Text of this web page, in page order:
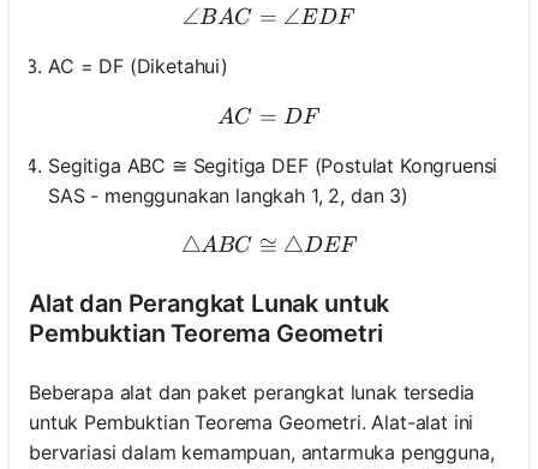
\angle BAC = \angle EDF
∠BAC = ∠EDF
AC = DF (Diketahui)
AC = DF
AC = DF
Segitiga ABC ≅ Segitiga DEF (Postulat Kongruensi
SAS - menggunakan langkah 1, 2, dan 3)
\triangle ABC \cong
△ABC ≅ △DEF
Alat dan Perangkat Lunak untuk
Pembuktian Teorema Geometri
Beberapa alat dan paket perangkat lunak tersedia
untuk Pembuktian Teorema Geometri. Alat-alat ini
bervariasi dalam kemampuan, antarmuka pengguna,